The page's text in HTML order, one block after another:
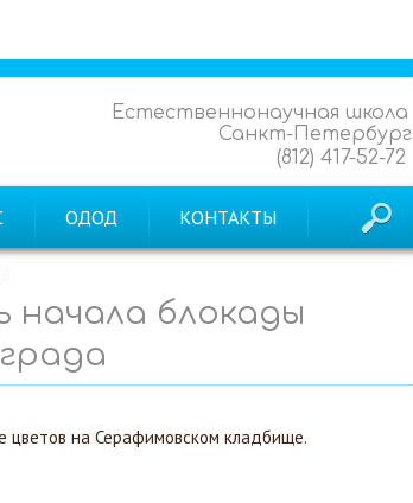
Естественнонаучная школа
Санкт-Петербург
(812) 417-52-72
ОДОД КОНТАКТЫ
начала блокады
цветов на Серафимовском кладбище.